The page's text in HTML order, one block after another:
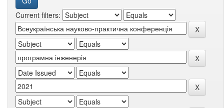
Current filters: